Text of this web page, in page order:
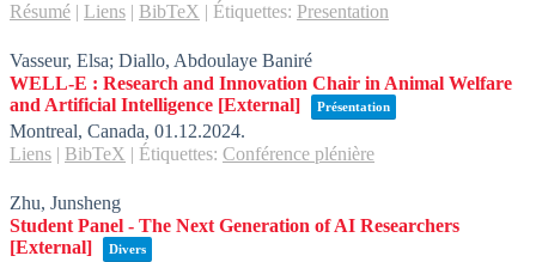
Résumé | Liens | BibTeX | Étiquettes: Presentation
Vasseur, Elsa; Diallo, Abdoulaye Baniré
WELL-E : Research and Innovation Chair in Animal Welfare
and Artificial Intelligence [External] Présentation
Montreal, Canada, 01.12.2024.
Liens | BibTeX | Étiquettes: Conférence plénière
Zhu, Junsheng
Student Panel - The Next Generation of AI Researchers
[External]
Divers